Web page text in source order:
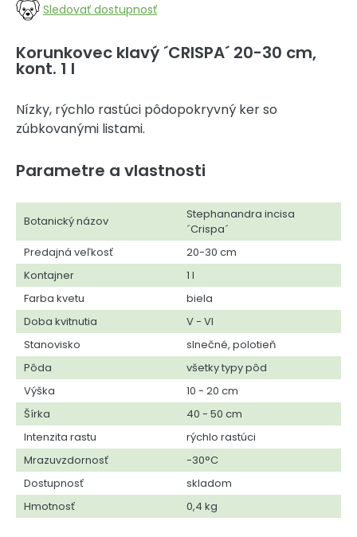
Sledovať dostupnosť
Korunkovec klavý ´CRISPA´ 20-30 cm,
kont. 1 l
Nízky, rýchlo rastúci pôdopokryvný ker so
zúbkovanými listami.
Parametre a vlastnosti
Botanický názov
Stephanandra incisa
´Crispa´
Predajná veľkosť
20-30 cm
Kontajner
1 l
Farba kvetu
biela
Doba kvitnutia
V - VI
Stanovisko
slnečné, polotieň
Pôda
všetky typy pôd
Výška
10 - 20 cm
Šírka
40 - 50 cm
Intenzita rastu
rýchlo rastúci
Mrazuvzdornosť
-30°C
Dostupnosť
skladom
Hmotnosť
0,4 kg